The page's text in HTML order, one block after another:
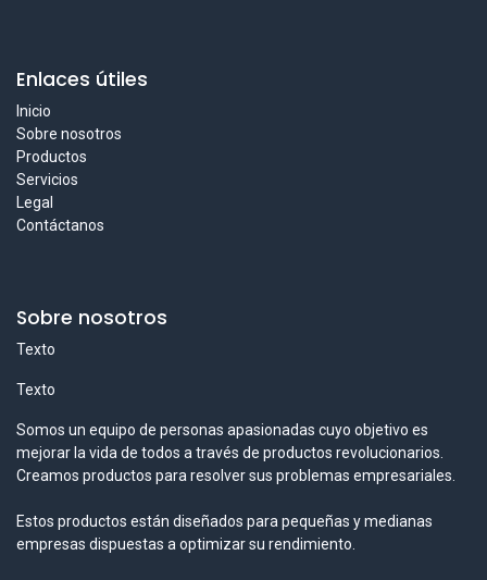
Enlaces útiles
Inicio
Sobre nosotros
Productos
Servicios
Legal
Contáctanos
Sobre nosotros
Texto
Texto
Somos un equipo de personas apasionadas cuyo objetivo es
mejorar la vida de todos a través de productos revolucionarios.
Creamos productos para resolver sus problemas empresariales.
Estos productos están diseñados para pequeñas y medianas
empresas dispuestas a optimizar su rendimiento.